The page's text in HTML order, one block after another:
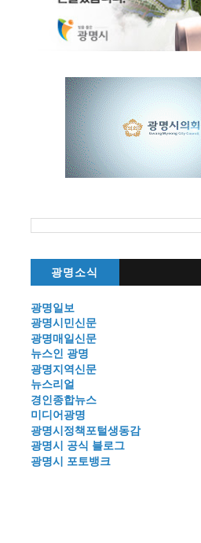
광명소식
광명일보
광명시민신문
광명매일신문
뉴스인 광명
광명지역신문
뉴스리얼
경인종합뉴스
미디어광명
광명시정책포털생동감
광명시 공식 블로그
광명시 포토뱅크